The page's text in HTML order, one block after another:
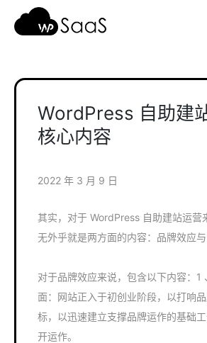
WordPress 自助建
核心内容
2022 年 3 月 9 日
其实，对于 WordPress 自助建站运营
无外乎就是两方面的内容：品牌效应与
对于品牌效应来说，包含以下内容：1
面：网站正入于初创业阶段，以打响
标，以迅速建立支撑品牌运作的基础
开运作。